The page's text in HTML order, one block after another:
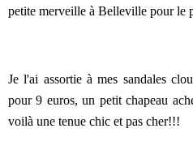
petite merveille à Belleville pour le
Je l'ai assortie à mes sandales
pour 9 euros, un petit chapeau
voilà une tenue chic et pas cher!!!